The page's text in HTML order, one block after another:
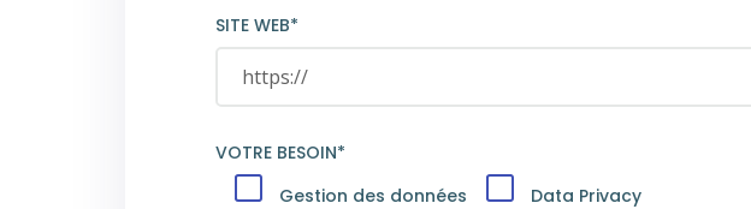
SITE WEB*
VOTRE BESOIN*
Gestion des données
Data Privacy